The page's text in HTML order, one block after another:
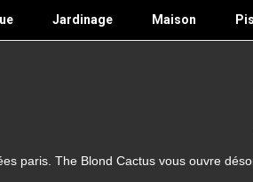
Jardinage Maison
paris. The Blond Cactus vous ouvre